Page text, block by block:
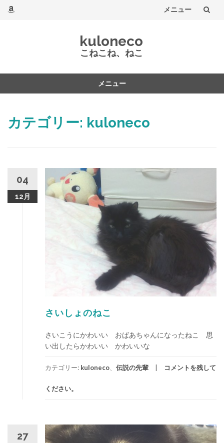
メニュー
へ
kuloneco
こねこね、ねこ
メニュー
カテゴリー: kuloneco
04
12月
さいしょのねこ
さいこうにかわいい おばあちゃんになったねこ 思
い出したらかわいい かわいいな
カテゴリー: kuloneco、 伝説の先輩 コメントを残して
ください。
27